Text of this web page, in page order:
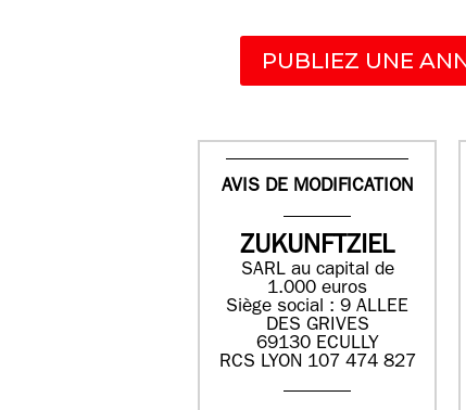
PUBLIEZ UNE
AVIS DE MODIFICATION
ZUKUNFTZIEL
SARL au capital de
1.000 euros
Siège social : 9 ALLEE
DES GRIVES
69130 ECULLY
RCS LYON 107 474 827